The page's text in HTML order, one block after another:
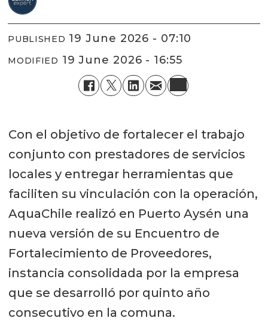
PUBLISHED 19 June 2026 - 07:10
MODIFIED 19 June 2026 - 16:55
Con el objetivo de fortalecer el trabajo
conjunto con prestadores de servicios
locales y entregar herramientas que
faciliten su vinculación con la operación,
AquaChile realizó en Puerto Aysén una
nueva versión de su Encuentro de
Fortalecimiento de Proveedores,
instancia consolidada por la empresa
que se desarrolló por quinto año
consecutivo en la comuna.